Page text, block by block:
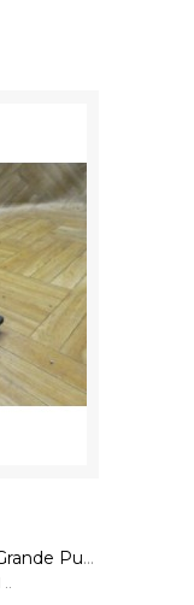
ABS Hydraulikblock ESP Fiat Grande Punto 199 51860291 0265230808 0265951378
..